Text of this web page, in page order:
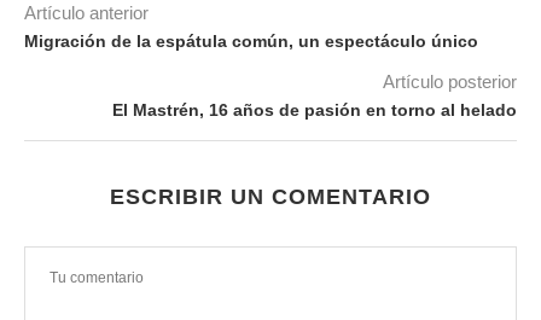
Artículo anterior
Migración de la espátula común, un espectáculo único
Artículo posterior
El Mastrén, 16 años de pasión en torno al helado
ESCRIBIR UN COMENTARIO